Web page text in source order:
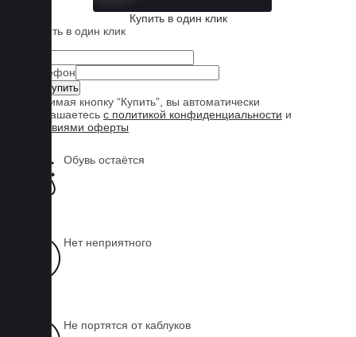
Купить в один клик
Купить в один клик
Телефон
Нажимая кнопку “Купить”, вы автоматически
соглашаетесь с политикой конфиденциальности и
условиями оферты
Обувь остаётся
Нет неприятного
Не портятся от каблуков